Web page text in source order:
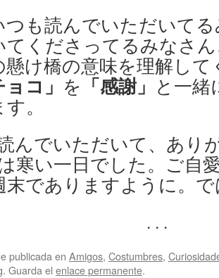
つも読んでいただいて
てくださってるみなさ
懸け橋の意味を理解し
ョコ」 を 「感謝」 と一
。
んでいただいて、あり
寒い一日でした。ご自
末でありますように。
. . .
publicada en Amigos, Costumbres,
. Guarda el enlace permanente.